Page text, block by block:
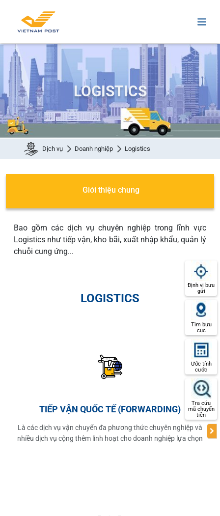
LOGISTICS
Dịch vụ Doanh nghiệp Logistics
Giới thiệu chung
Bao gồm các dịch vụ chuyên nghiệp trong lĩnh vực
Logistics như tiếp vận, kho bãi, xuất nhập khẩu, quản lý
chuỗi cung ứng...
LOGISTICS
TIẾP VẬN QUỐC TẾ (FORWARDING)
Là các dịch vụ vận chuyển đa phương thức chuyên nghiệp và
nhiều dịch vụ cộng thêm linh hoạt cho doanh nghiệp lựa chọn
Định vị bưu
gửi
Tìm bưu
cục
Ước tính
cước
Tra cứu
mã chuyển
tiền